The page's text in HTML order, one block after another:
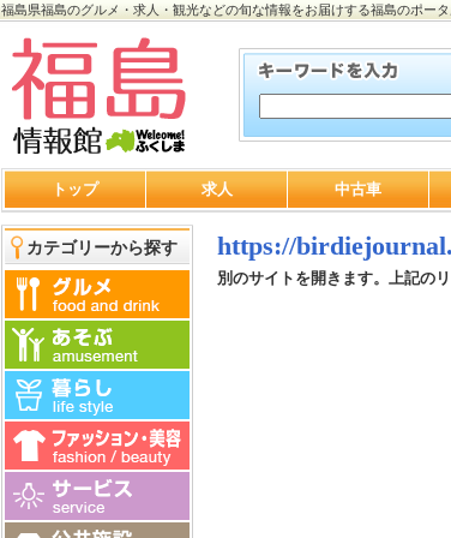
福島県福島のグルメ・求人・観光などの旬な情報をお届けする福島のポータ
トップ 求人 中古車
カテゴリーから探す https://
別のサイトを開きます。上記の